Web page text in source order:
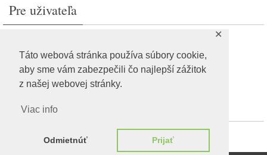
Táto webová stránka používa súbory cookie,
aby sme vám zabezpečili čo najlepší zážitok
z našej webovej stránky.
Viac info
Odmietnúť Prijať
✕
Pre uživateľa
Feed záznamov
RSS feed komentárov
WordPress.org